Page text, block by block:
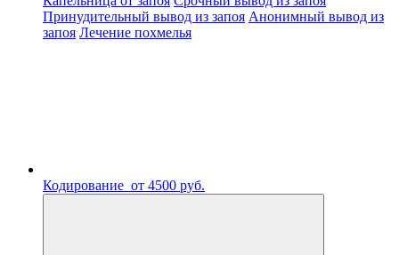
Принудительный вывод из запоя Анонимный вывод из
запоя Лечение похмелья
Кодирование от 4500 руб.